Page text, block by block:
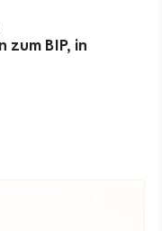
BIP, in